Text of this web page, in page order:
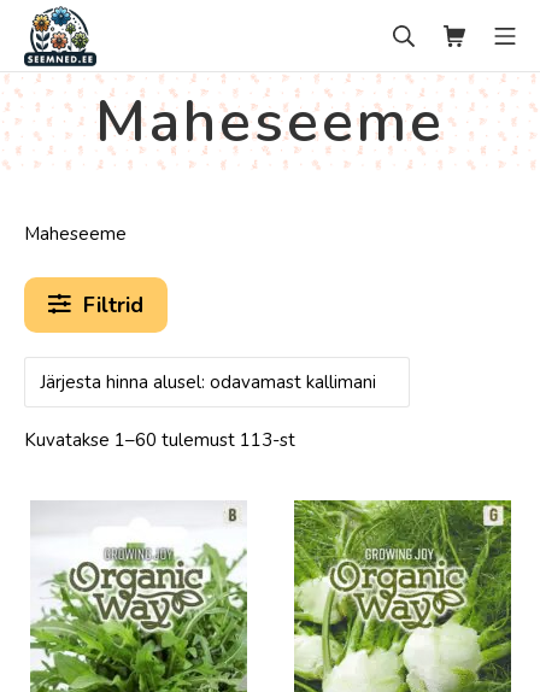
content
seemned.ee
SearchOstukorv
Maheseeme
Maheseeme
Filtrid
Kuvatakse 1–60 tulemust 113-st